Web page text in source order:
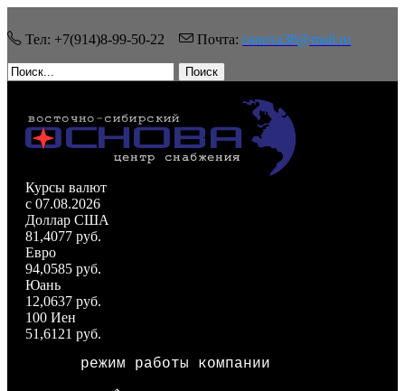
Тел: +7(914)8-99-50-22 Почта: osnova38@mail.ru
Поиск
Курсы валют
c 07.08.2026
Доллар США
81,4077 руб.
Евро
94,0585 руб.
Юань
12,0637 руб.
100 Иен
51,6121 руб.
режим работы компании